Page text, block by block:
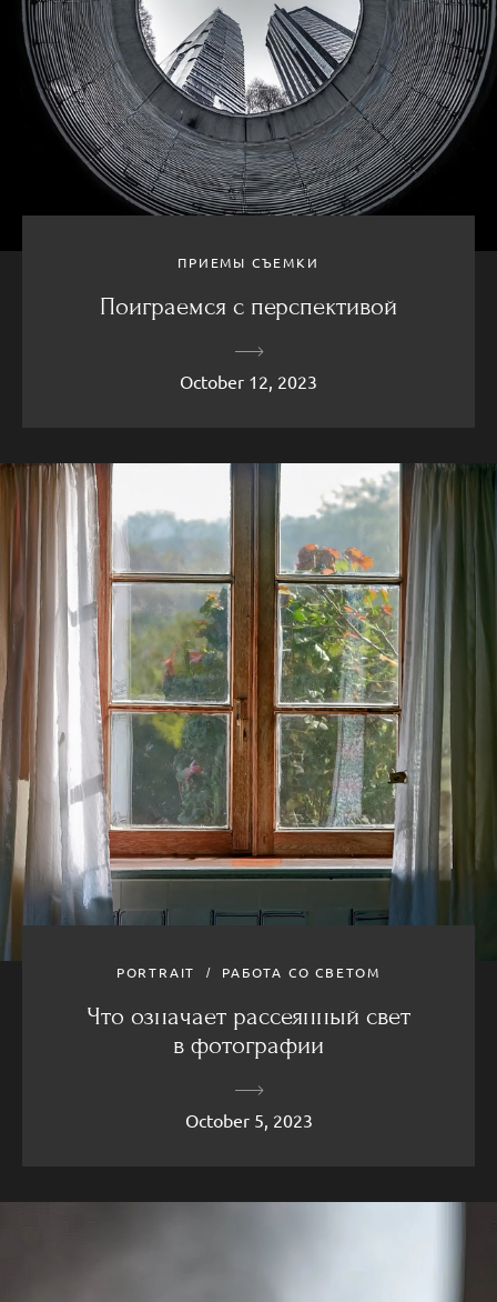
ПРИЕМЫ СЪЕМКИ
Поиграемся с перспективой
October 12, 2023
PORTRAIT РАБОТА СО СВЕТОМ
Что означает рассеянный свет
в фотографии
October 5, 2023